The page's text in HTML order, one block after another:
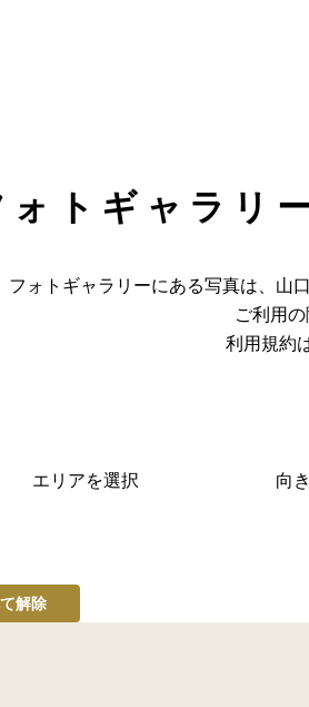
ォトギャラリ
フォトギャラリーにある写真は、山
ご利用
利用規約
エリアを選択 向き
解除